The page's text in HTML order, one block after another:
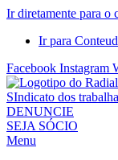
Ir diretamente para o
Ir para
Facebook Instagram
Sindicato
dos
Radialistas
DENUNCIE
SEJA SÓCIO
Menu